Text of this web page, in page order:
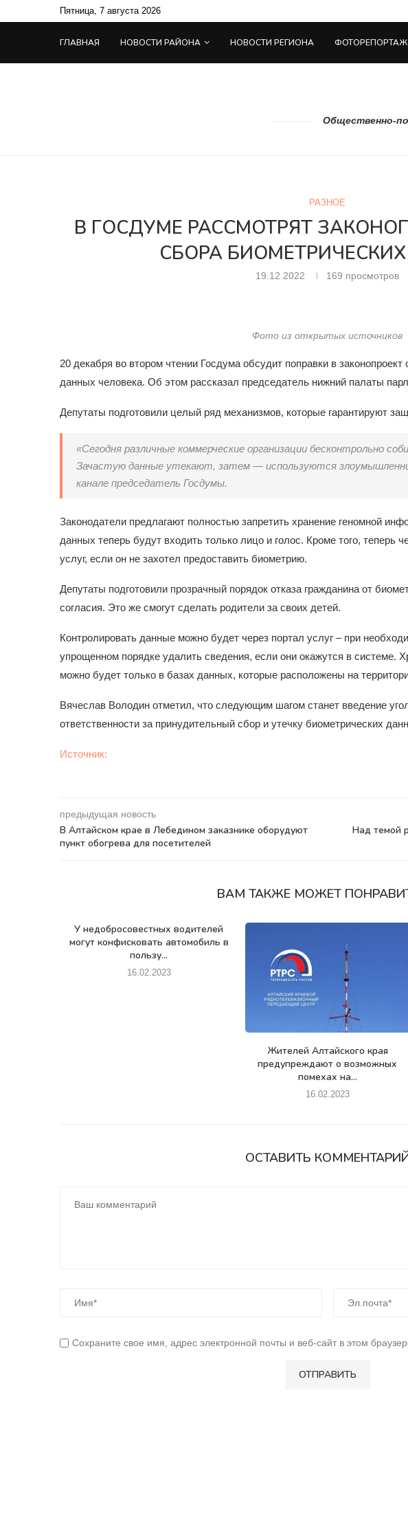
Пятница, 7 августа 2026
ГЛАВНАЯ НОВОСТИ РАЙОНА НОВОСТИ РЕГИОНА ФОТОРЕПОРТАЖ
Общественно-
РАЗНОЕ
В ГОСДУМЕ РАССМОТРЯТ
СБОРА
19.12.2022 169 просмотров
Фото из открытых источников
20 декабря во втором чтении Госдума обсудит поправки в
данных человека. Об этом рассказал председатель нижний палаты
Депутаты подготовили целый ряд механизмов, которые гарантируют
«Сегодня различные коммерческие организации бесконтрольно
Зачастую данные утекают, затем — используются
канале председатель Госдумы.
Законодатели предлагают полностью запретить хранение геномной
данных теперь будут входить только лицо и голос. Кроме того, теперь
услуг, если он не захотел предоставить биометрию.
Депутаты подготовили прозрачный порядок отказа гражданина от
согласия. Это же смогут сделать родители за своих детей.
Контролировать данные можно будет через портал услуг – при
упрощенном порядке удалить сведения, если они окажутся в системе.
можно будет только в базах данных, которые расположены на
Вячеслав Володин отметил, что следующим шагом станет введение
ответственности за принудительный сбор и утечку биометрических
Источник:
предыдущая новость
В Алтайском крае в Лебедином заказнике оборудуют
пункт обогрева для посетителей
Над темой
ВАМ ТАКЖЕ МОЖЕТ
У недобросовестных водителей
могут конфисковать автомобиль в
пользу...
16.02.2023
Жителей Алтайского края
предупреждают о возможных
помехах на...
16.02.2023
ОСТАВИТЬ
Сохраните свое имя, адрес электронной почты и веб-сайт в этом